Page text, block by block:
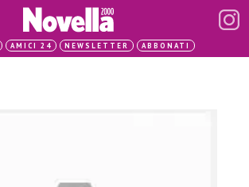
AMICI 24 NEWSLETTER ABBONATI